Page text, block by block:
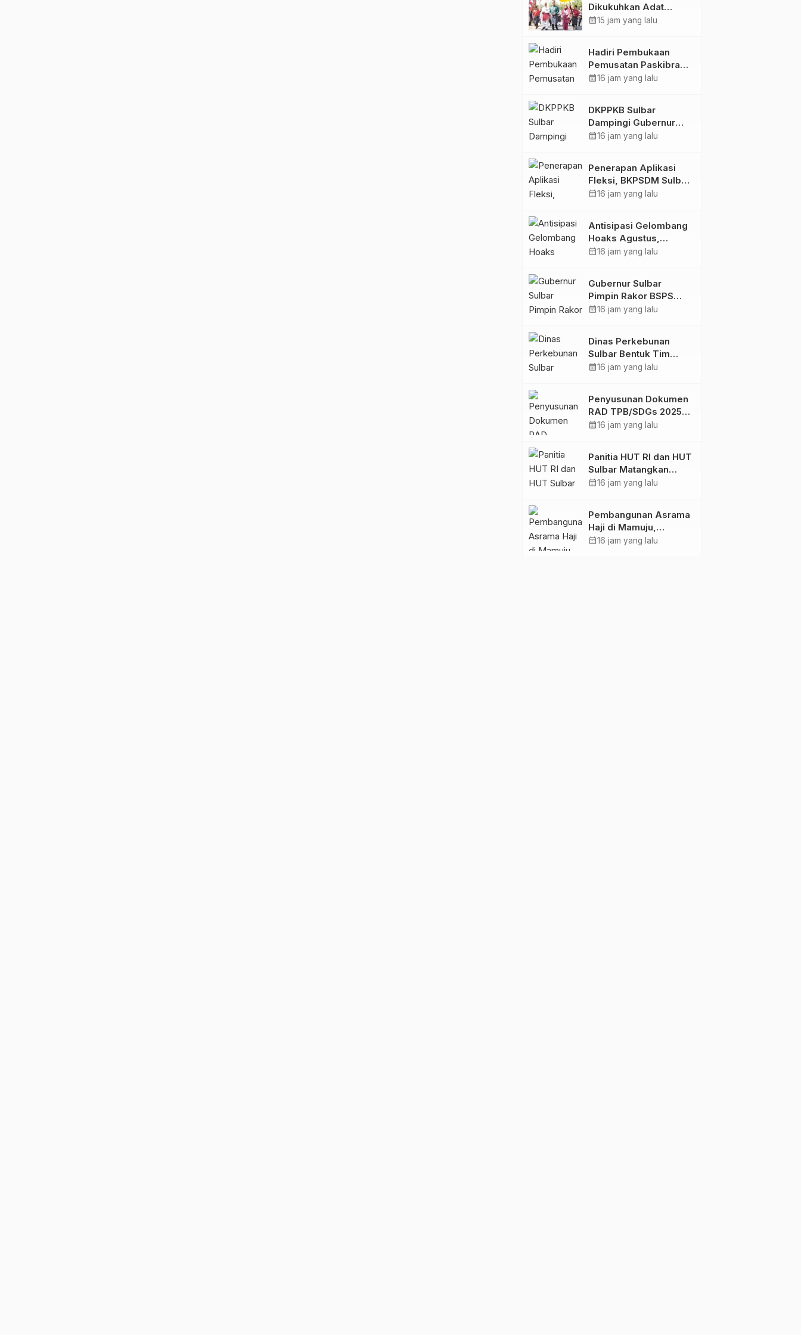
Dikukuhkan Adat
Balanipa, Raih Gelar
calendar_month15 jam yang lalu
Hadiri Pembukaan
Pemusatan Paskibraka
Provinsi, Murdanil: Ini
calendar_month16 jam yang lalu
DKPPKB Sulbar
Dampingi Gubernur
Terima Audiensi
Malolo
calendar_month16 jam yang lalu
Penerapan Aplikasi
Fleksi, BKPSDM Sulbar
Dorong Transformasi
calendar_month16 jam yang lalu
Antisipasi Gelombang
Hoaks Agustus,
Pemprov Sulbar Ajak
calendar_month16 jam yang lalu
Gubernur Sulbar
Pimpin Rakor BSPS
2026: Mamuju dan
5.250 Unit
calendar_month16 jam yang lalu
Dinas Perkebunan
Sulbar Bentuk Tim
Kendali Internal ICS
Pekebun di
Pasangkayu
calendar_month16 jam yang lalu
Penyusunan Dokumen
RAD TPB/SDGs 2025–
2029 Perkuat Arah
Barat
calendar_month16 jam yang lalu
Panitia HUT RI dan HUT
Sulbar Matangkan
Persiapan, Berbagai
Sulbar
calendar_month16 jam yang lalu
Pembangunan Asrama
Haji di Mamuju,
Pemkesra dan
calendar_month16 jam yang lalu